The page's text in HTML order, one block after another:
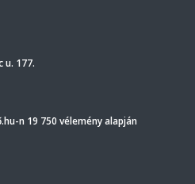
u. 177.
n 19 750 vélemény alapján